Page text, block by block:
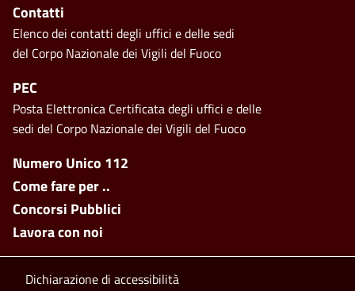
Footer side menu
Numero Unico 112
Come fare per ..
Concorsi Pubblici
Lavora con noi
Contatti
Elenco dei contatti degli uffici e delle sedi
del Corpo Nazionale dei Vigili del Fuoco
PEC
Posta Elettronica Certificata degli uffici e delle
sedi del Corpo Nazionale dei Vigili del Fuoco
Footer bottom
Dichiarazione di accessibilità